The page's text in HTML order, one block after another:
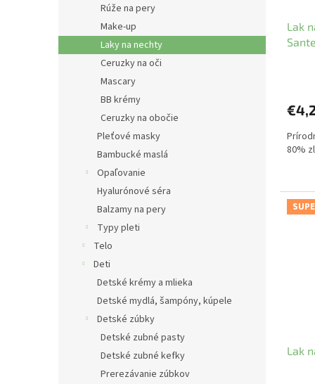
Rúže na pery
Make-up
Laky na nechty
Ceruzky na oči
Mascary
BB krémy
Ceruzky na obočie
Pleťové masky
Bambucké maslá
Opaľovanie
Hyalurónové séra
Balzamy na pery
Typy pleti
Telo
Deti
Detské krémy a mlieka
Detské mydlá, šampóny, kúpele
Detské zúbky
Detské zubné pasty
Detské zubné kefky
Prerezávanie zúbkov
Lak
Sante
80%
Lak